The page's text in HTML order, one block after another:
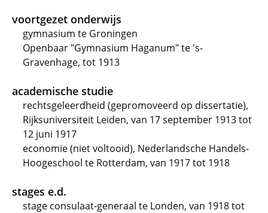
voortgezet onderwijs
gymnasium te Groningen
Openbaar "Gymnasium Haganum" te 's-
Gravenhage, tot 1913
academische studie
rechtsgeleerdheid (gepromoveerd op dissertatie),
Rijksuniversiteit Leiden, van 17 september 1913 tot
12 juni 1917
economie (niet voltooid), Nederlandsche Handels-
Hoogeschool te Rotterdam, van 1917 tot 1918
stages e.d.
stage consulaat-generaal te Londen, van 1918 tot